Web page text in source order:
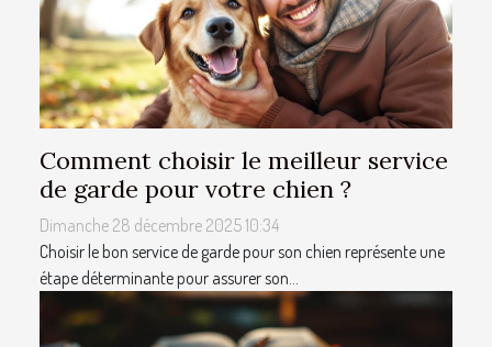
Comment choisir le meilleur service
de garde pour votre chien ?
Dimanche 28 décembre 2025 10:34
Choisir le bon service de garde pour son chien représente une
étape déterminante pour assurer son...